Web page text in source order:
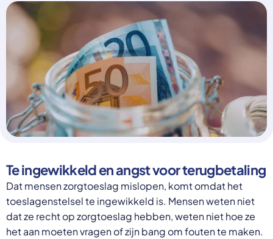
Overheid moet proactief
ondersteuning bieden bij schulden, niet
straffen
Schrap de opslag op de zorgpremie voor mensen die
niet kunnen betalen en bied proactieve
ondersteuning, zoals automatische zorgtoeslag. Zo
voorkomt de overheid schulden, vermindert stress
en blijft noodzakelijke zorg toegankelijk.
Lees meer
български
Українська
русский
Francais
Te ingewikkeld en angst voor terugbetaling
Dat mensen zorgtoeslag mislopen, komt omdat het
toeslagenstelsel te ingewikkeld is. Mensen weten niet
dat ze recht op zorgtoeslag hebben, weten niet hoe ze
het aan moeten vragen of zijn bang om fouten te maken.